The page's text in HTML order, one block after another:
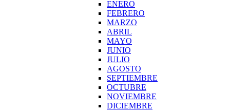
ENERO
FEBRERO
MARZO
ABRIL
MAYO
JUNIO
JULIO
AGOSTO
SEPTIEMBRE
OCTUBRE
NOVIEMBRE
DICIEMBRE